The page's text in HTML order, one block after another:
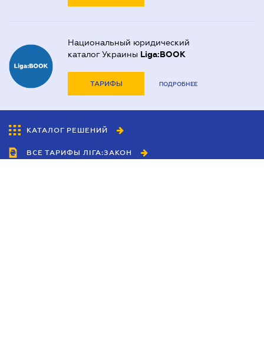
Национальный юридический
каталог Украины Liga:BOOK
ТАРИФЫ ПОДРОБНЕЕ
КАТАЛОГ РЕШЕНИЙ
ВСЕ ТАРИФЫ ЛІГА:ЗАКОН